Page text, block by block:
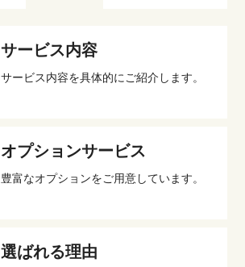
サービス内容
サービス内容を具体的にご紹介します。
オプションサービス
豊富なオプションをご用意しています。
選ばれる理由